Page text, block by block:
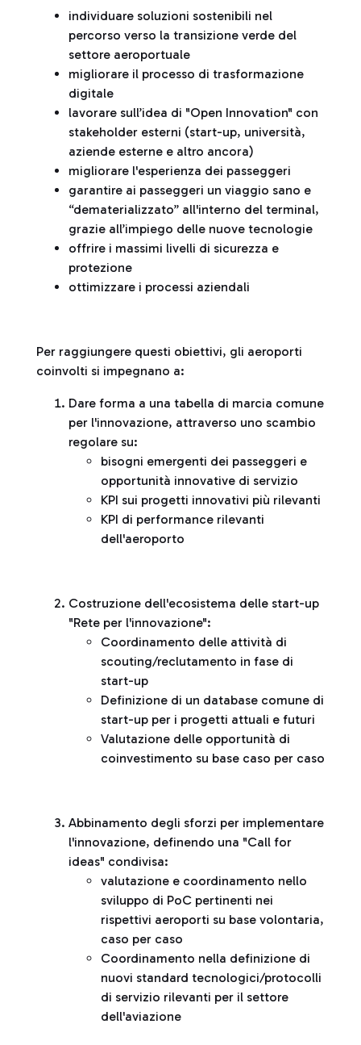
individuare soluzioni sostenibili nel
percorso verso la transizione verde del
settore aeroportuale
migliorare il processo di trasformazione
digitale
lavorare sull’idea di "Open Innovation" con
stakeholder esterni (start-up, università,
aziende esterne e altro ancora)
migliorare l'esperienza dei passeggeri
garantire ai passeggeri un viaggio sano e
“dematerializzato” all'interno del terminal,
grazie all’impiego delle nuove tecnologie
offrire i massimi livelli di sicurezza e
protezione
ottimizzare i processi aziendali
Per raggiungere questi obiettivi, gli aeroporti
coinvolti si impegnano a:
Dare forma a una tabella di marcia comune
per l'innovazione, attraverso uno scambio
regolare su:
bisogni emergenti dei passeggeri e
opportunità innovative di servizio
KPI sui progetti innovativi più rilevanti
KPI di performance rilevanti
dell'aeroporto
Costruzione dell'ecosistema delle start-up
"Rete per l'innovazione":
Coordinamento delle attività di
scouting/reclutamento in fase di
start-up
Definizione di un database comune di
start-up per i progetti attuali e futuri
Valutazione delle opportunità di
coinvestimento su base caso per caso
Abbinamento degli sforzi per implementare
l'innovazione, definendo una "Call for
ideas" condivisa:
valutazione e coordinamento nello
sviluppo di PoC pertinenti nei
rispettivi aeroporti su base volontaria,
caso per caso
Coordinamento nella definizione di
nuovi standard tecnologici/protocolli
di servizio rilevanti per il settore
dell'aviazione